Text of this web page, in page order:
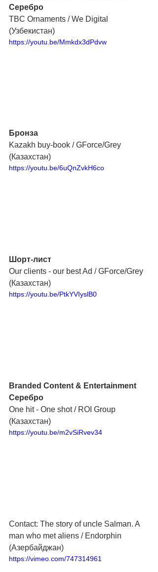
Серебро
TBC Ornaments / We Digital
(Узбекистан)
https://youtu.be/Mmkdx3dPdvw
Бронза
Kazakh buy-book / GForce/Grey
(Казахстан)
https://youtu.be/6uQnZvkH6co
Шорт-лист
Our clients - our best Ad / GForce/Grey
(Казахстан)
https://youtu.be/PtkYVIyslB0
Branded Content & Entertainment
Серебро
One hit - One shot / ROI Group
(Казахстан)
https://youtu.be/m2vSiRvev34
Contact: The story of uncle Salman. A
man who met aliens / Endorphin
(Азербайджан)
https://vimeo.com/747314961